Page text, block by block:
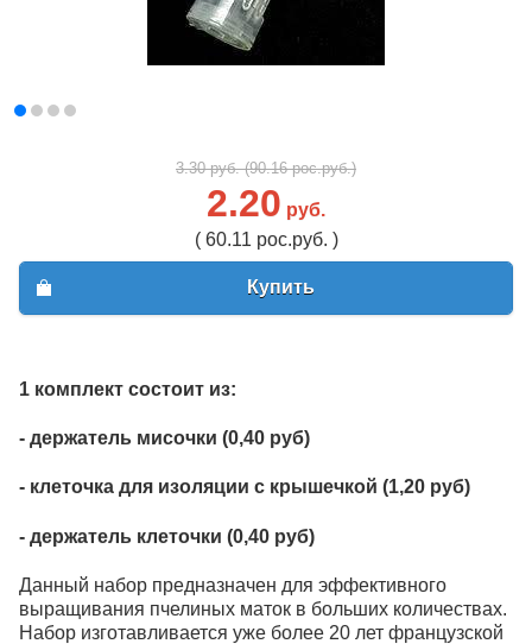
3.30 руб. (90.16 рос.руб.)
2.20 руб.
( 60.11 рос.руб. )
Купить
1 комплект состоит из:
- держатель мисочки (0,40 руб)
- клеточка для изоляции с крышечкой (1,20 руб)
- держатель клеточки (0,40 руб)
Данный набор предназначен для эффективного
выращивания пчелиных маток в больших количествах.
Набор изготавливается уже более 20 лет французской